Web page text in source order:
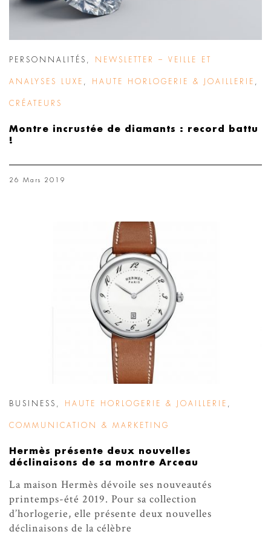
PERSONNALITÉS NEWSLETTER – VEILLE ET
ANALYSES LUXE HAUTE HORLOGERIE & JOAILLERIE
CRÉATEURS
Montre incrustée de diamants : record battu
!
26 Mars 2019
BUSINESS HAUTE HORLOGERIE & JOAILLERIE
COMMUNICATION & MARKETING
Hermès présente deux nouvelles
déclinaisons de sa montre Arceau
La maison Hermès dévoile ses nouveautés
printemps-été 2019. Pour sa collection
d’horlogerie, elle présente deux nouvelles
déclinaisons de la célèbre